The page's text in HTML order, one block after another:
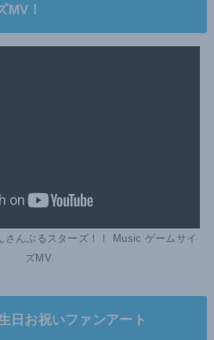
！
さんぶるスターズ！！ Music ゲームサイ
ズMV
日お祝いファンアート